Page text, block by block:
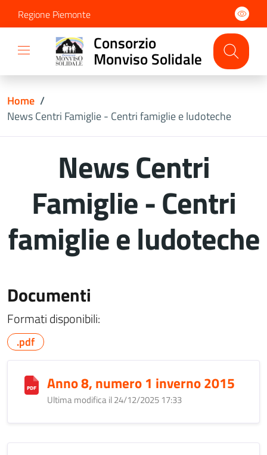
Regione Piemonte
Consorzio
Monviso Solidale
Home /
News Centri Famiglie - Centri famiglie e ludoteche
News Centri
Famiglie - Centri
famiglie e ludoteche
Documenti
Formati disponibili:
.pdf
Anno 8, numero 1 inverno 2015
Ultima modifica il 24/12/2025 17:33